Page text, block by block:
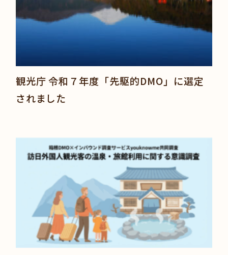
観光庁 令和７年度「先駆的DMO」に選定
されました